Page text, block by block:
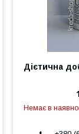
Дієтична
Немає в